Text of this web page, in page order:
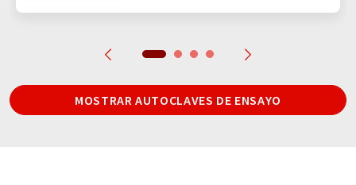
MOSTRAR AUTOCLAVES DE ENSAYO